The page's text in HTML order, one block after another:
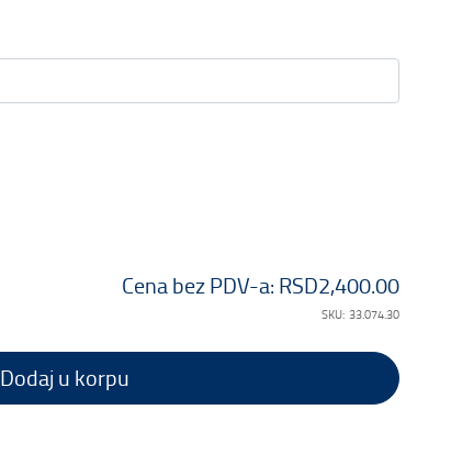
Cena bez PDV-a: RSD2,400.00
SKU: 33.074.30
Dodaj u korpu